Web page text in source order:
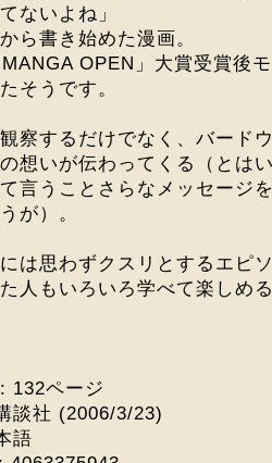
ないよね」
ら書き始めた漫画。
MANGA OPEN」大賞受賞後
そうです。
察するだけでなく、バード
想いが伝わってくる（とは
言うことさらなメッセージ
が）。
は思わずクスリとするエピ
人もいろいろ学べて楽しめ
132ページ
談社 (2006/3/23)
語